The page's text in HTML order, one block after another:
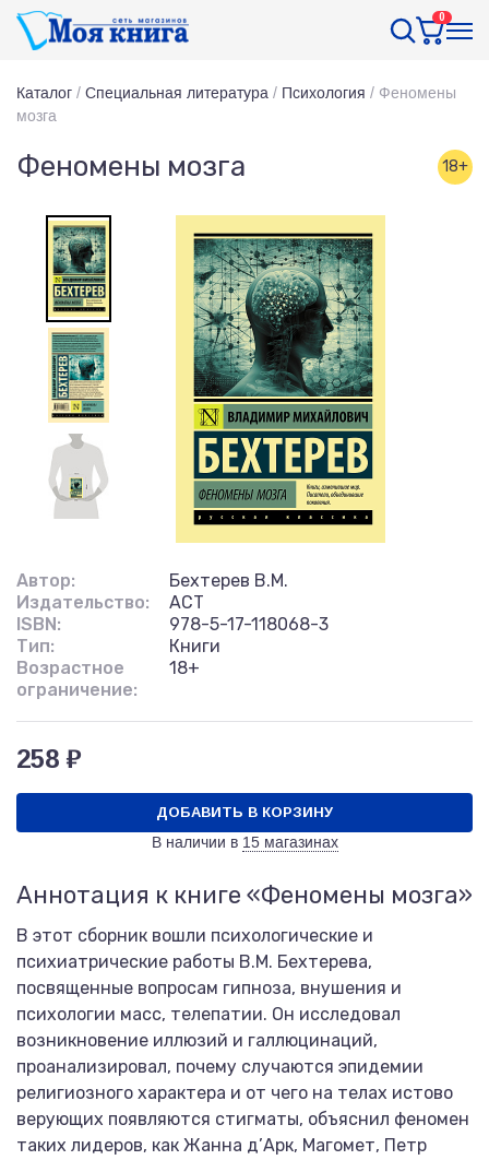
0
Каталог / Специальная литература / Психология / Феномены
мозга
Феномены мозга 18+
Автор:
Бехтерев В.М.
Издательство:
АСТ
ISBN:
978-5-17-118068-3
Тип:
Книги
Возрастное
ограничение:
18+
258 ₽
ДОБАВИТЬ В КОРЗИНУ
В наличии в 15 магазинах
Аннотация к книге «Феномены мозга»
В этот сборник вошли психологические и
психиатрические работы В.М. Бехтерева,
посвященные вопросам гипноза, внушения и
психологии масс, телепатии. Он исследовал
возникновение иллюзий и галлюцинаций,
проанализировал, почему случаются эпидемии
религиозного характера и от чего на телах истово
верующих появляются стигматы, объяснил феномен
таких лидеров, как Жанна д’Арк, Магомет, Петр